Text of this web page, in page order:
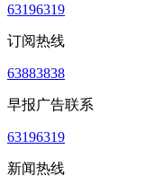
63196319
订阅热线
63883838
早报广告联系
63196319
新闻热线